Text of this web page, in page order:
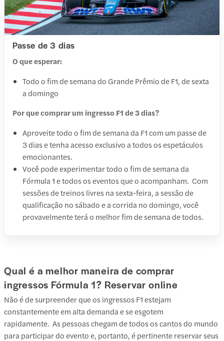
Passe de 3 dias
O que esperar:
Todo o fim de semana do Grande Prêmio de F1, de sexta
a domingo
Por que comprar um ingresso F1 de 3 dias?
Aproveite todo o fim de semana da F1 com um passe de
3 dias e tenha acesso exclusivo a todos os espetáculos
emocionantes.
Você pode experimentar todo o fim de semana da
Fórmula 1 e todos os eventos que o acompanham. Com
sessões de treinos livres na sexta-feira, a sessão de
qualificação no sábado e a corrida no domingo, você
provavelmente terá o melhor fim de semana de todos.
Qual é a melhor maneira de comprar
ingressos Fórmula 1? Reservar online
Não é de surpreender que os ingressos F1 estejam
constantemente em alta demanda e se esgotem
rapidamente. As pessoas chegam de todos os cantos do mundo
para participar do evento e, portanto, é pertinente reservar seus